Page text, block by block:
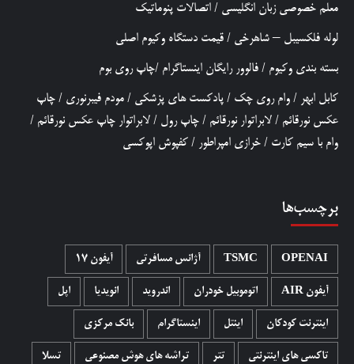
معلم خصوصی زبان انگلیسی / اتصالات پنوماتیک
لوله فلکسیبل – شاهرخی / قیمت دستگاه وکیوم اصلی
بسته بندی وکیوم / فالوور رایگان اینستاگرام /چاپ روی بوم
کابل ابهر / وام روی چک / پادکست های پزشکی / مودم فیبرنوری / چاپ
عکس نورقائم / لابراتوار نورقائم / چاپ رول / لابراتوار چاپ عکس نورقائم /
وام با سیم کارت / خرازی امپراطور / کفپوش اپوکسی
برچسب‌ها
OPENAI
TSMC آژانس مسافرتی آیفون 17
آیفون AIR اتوموبیل خودران اندروید انویدیا اپل
اینترنت کودکان اینتل اینستاگرام بانک مرکزی
تاکسی های اینترنتی تتر تراشه های هوش مصنوعی تسلا